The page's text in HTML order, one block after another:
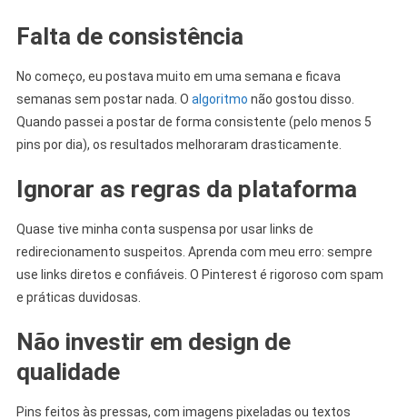
Falta de consistência
No começo, eu postava muito em uma semana e ficava
semanas sem postar nada. O algoritmo não gostou disso.
Quando passei a postar de forma consistente (pelo menos 5
pins por dia), os resultados melhoraram drasticamente.
Ignorar as regras da plataforma
Quase tive minha conta suspensa por usar links de
redirecionamento suspeitos. Aprenda com meu erro: sempre
use links diretos e confiáveis. O Pinterest é rigoroso com spam
e práticas duvidosas.
Não investir em design de
qualidade
Pins feitos às pressas, com imagens pixeladas ou textos